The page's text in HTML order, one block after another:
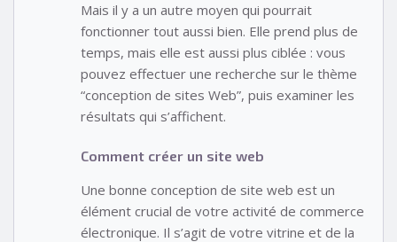
Mais il y a un autre moyen qui pourrait
fonctionner tout aussi bien. Elle prend plus de
temps, mais elle est aussi plus ciblée : vous
pouvez effectuer une recherche sur le thème
“conception de sites Web”, puis examiner les
résultats qui s’affichent.
Comment créer un site web
Une bonne conception de site web est un
élément crucial de votre activité de commerce
électronique. Il s’agit de votre vitrine et de la